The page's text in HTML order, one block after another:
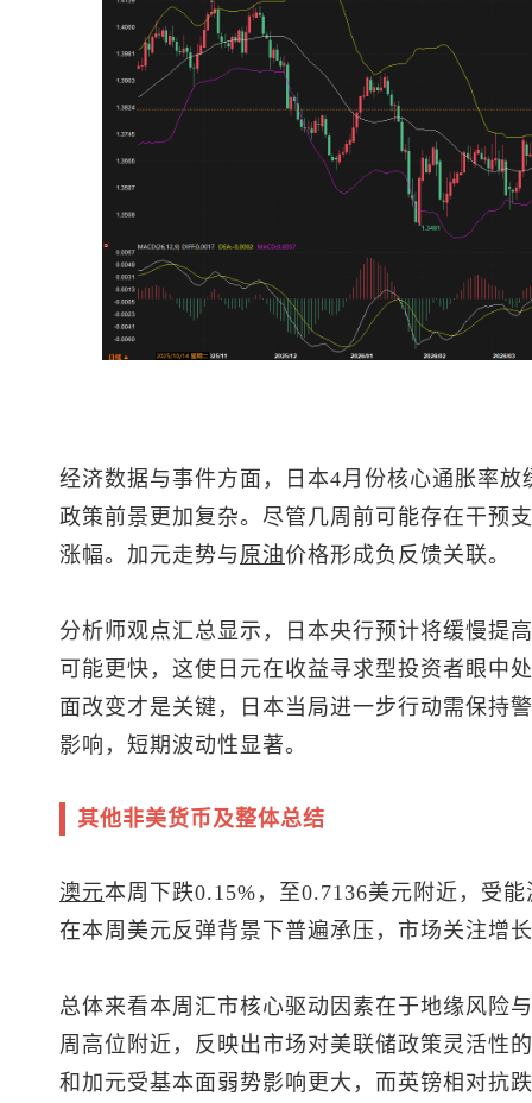
经济数据与事件方面，日本4月份核心通胀率
政策前景更加复杂。尽管几周前可能存在干预
涨幅。加元走势与 原油价格形成负反馈关联。
分析师观点汇总显示，日本央行预计将缓慢提
可能更快，这使日元在收益寻求型投资者眼中
面改变才是关键，日本当局进一步行动需保持
影响，短期波动性显著。
其他非美货币及整体总结
澳元本周下跌0.15%，至0.7136美元附近，受
在本周美元反弹背景下普遍承压，市场关注增
总体来看本周汇市核心驱动因素在于地缘风险
周高位附近，反映出市场对美联储政策灵活性
和加元受基本面弱势影响更大，而英镑相对抗